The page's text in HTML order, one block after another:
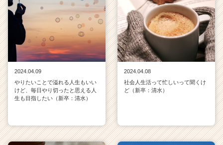
2024.04.09
やりたいことで溢れる人生もいい
けど、毎日やり切ったと思える人
生も目指したい（新卒：清水）
2024.04.08
社会人生活って忙しいって聞くけ
ど（新卒：清水）